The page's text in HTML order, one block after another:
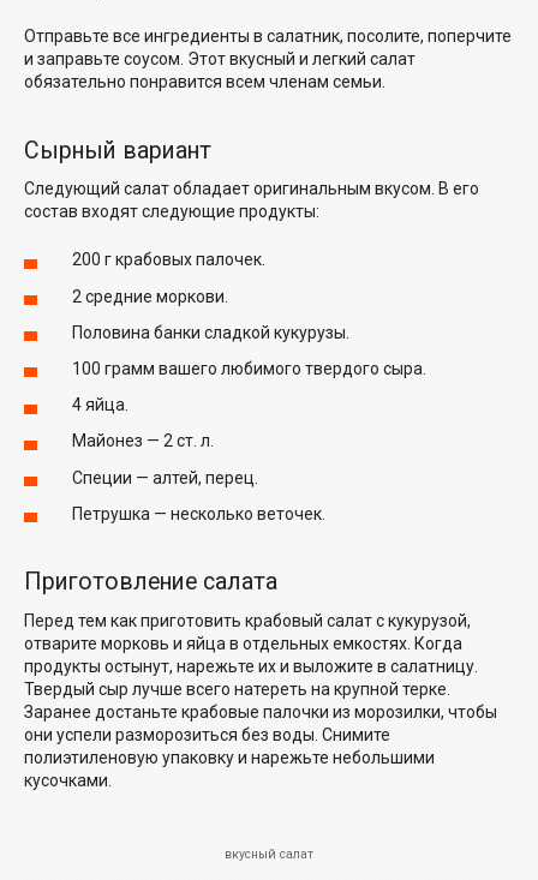
Отправьте все ингредиенты в салатник, посолите, поперчите
и заправьте соусом. Этот вкусный и легкий салат
обязательно понравится всем членам семьи.
Сырный вариант
Следующий салат обладает оригинальным вкусом. В его
состав входят следующие продукты:
200 г крабовых палочек.
2 средние моркови.
Половина банки сладкой кукурузы.
100 грамм вашего любимого твердого сыра.
4 яйца.
Майонез — 2 ст. л.
Специи — алтей, перец.
Петрушка — несколько веточек.
Приготовление салата
Перед тем как приготовить крабовый салат с кукурузой,
отварите морковь и яйца в отдельных емкостях. Когда
продукты остынут, нарежьте их и выложите в салатницу.
Твердый сыр лучше всего натереть на крупной терке.
Заранее достаньте крабовые палочки из морозилки, чтобы
они успели разморозиться без воды. Снимите
полиэтиленовую упаковку и нарежьте небольшими
кусочками.
вкусный салат